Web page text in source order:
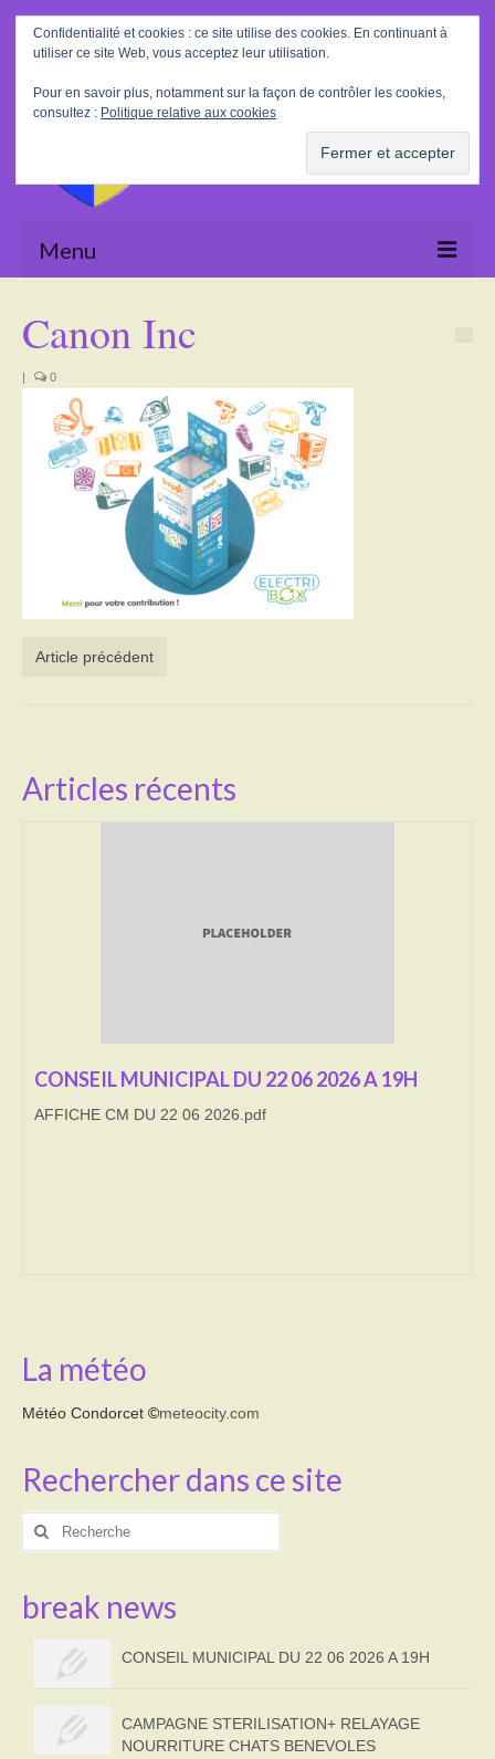
Rechercher
:
Menu
La Mairie
Le village
Tourisme
Actualités
Heures d’ouverture
Cimetière
Culte
Canon Inc
| 0
Article précédent
Articles récents
CONSEIL MUNICIPAL DU 22 06 2026 A 19H
AFFICHE CM DU 22 06 2026.pdf
La météo
Météo Condorcet ©meteocity.com
Rechercher dans ce site
Rechercher
break news
CONSEIL MUNICIPAL DU 22 06 2026 A 19H
CAMPAGNE STERILISATION+ RELAYAGE
NOURRITURE CHATS BENEVOLES
Confidentialité et cookies : ce site utilise des cookies. En continuant à
utiliser ce site Web, vous acceptez leur utilisation.
Pour en savoir plus, notamment sur la façon de contrôler les cookies,
consultez : Politique relative aux cookies